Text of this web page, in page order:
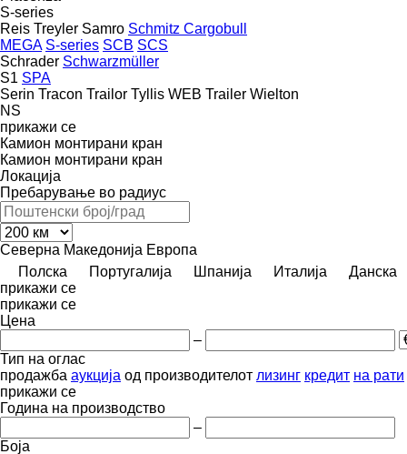
S-series
Reis Treyler Samro Schmitz Cargobull
MEGA S-series SCB SCS
Schrader Schwarzmüller
S1 SPA
Serin Tracon Trailor Tyllis WEB Trailer Wielton
NS
прикажи се
Камион монтирани кран
Камион монтирани кран
Локација
Пребарување во радиус
Северна Македонија Европа
Полска
Португалија Шпанија Италија
Данска
прикажи се
прикажи се
Цена
–
Тип на оглас
продажба аукција од производителот лизинг кредит на рати
прикажи се
Година на производство
–
Боја